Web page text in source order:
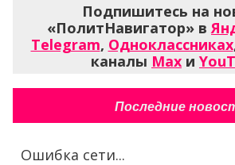
Подпишитесь на
«ПолитНавигатор» в
Telegram, Одноклассниках
каналы Max и
Последние
Ошибка сети...